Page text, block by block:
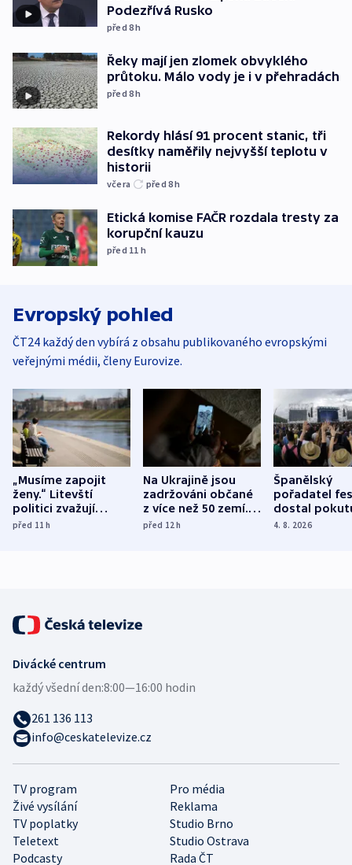
Podezřívá Rusko
před 8h
Řeky mají jen zlomek obvyklého
průtoku. Málo vody je i v přehradách
před 8h
Rekordy hlásí 91 procent stanic, tři
desítky naměřily nejvyšší teplotu v
historii
včera před 8h
Etická komise FAČR rozdala tresty za
korupční kauzu
před 11 h
Evropský pohled
ČT24 každý den vybírá z obsahu publikovaného evropskými
veřejnými médii, členy Eurovize.
„Musíme zapojit
ženy.“ Litevští
politici zvažují
dohodu o
před 11h
Na Ukrajině jsou
zadržováni občané
z více než 50 zemí.
Bojovali na straně
před 12h
Španělský
pořadatel
dostal
nekalé
4. 8. 2026
TV program
Pro média
Živé vysílání
Reklama
TV poplatky
Studio Brno
Teletext
Studio Ostrava
Podcasty
Rada ČT
Divácké centrum
každý všední den:8:00—16:00 hodin
261 136 113
info@ceskatelevize.cz